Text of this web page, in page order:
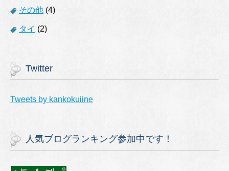
その他 (4)
タイ (2)
Twitter
Tweets by kankokuiine
人気ブログランキング参加中です！